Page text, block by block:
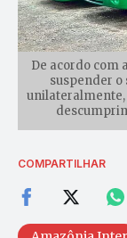
De acordo com
suspender
unilateralmente,
COMPARTILHAR